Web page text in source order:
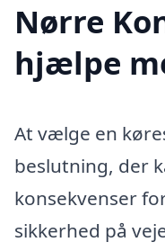
Nørre
hjælpe
At vælge en
beslutning, der
konsekvenser
sikkerhed på